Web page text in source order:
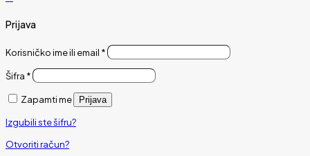
Prijava
Korisničko ime ili email *
Šifra *
Zapamti me Prijava
Izgubili ste šifru?
Otvoriti račun?